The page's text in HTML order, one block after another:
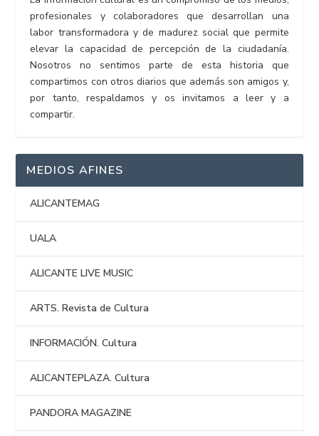
profesionales y colaboradores que desarrollan una
labor transformadora y de madurez social que permite
elevar la capacidad de percepción de la ciudadanía.
Nosotros no sentimos parte de esta historia que
compartimos con otros diarios que además son amigos y,
por tanto, respaldamos y os invitamos a leer y a
compartir.
MEDIOS AFINES
ALICANTEMAG
UALA
ALICANTE LIVE MUSIC
ARTS. Revista de Cultura
INFORMACIÓN. Cultura
ALICANTEPLAZA. Cultura
PANDORA MAGAZINE